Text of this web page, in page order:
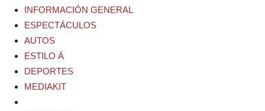
INFORMACIÓN GENERAL
ESPECTÁCULOS
AUTOS
ESTILO Á
DEPORTES
MEDIAKIT